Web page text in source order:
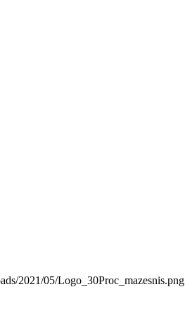
2021/05/Logo_30Proc_mazesnis.png